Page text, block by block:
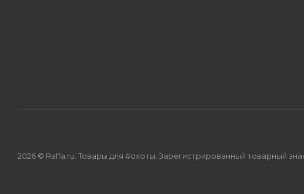
2026 © Raffa.ru: Товары для #охоты. Зарегистрированный товарный